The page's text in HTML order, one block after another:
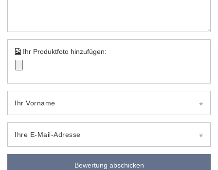
Ihr Produktfoto hinzufügen:
Ihr Vorname
Ihre E-Mail-Adresse
Bewertung abschicken